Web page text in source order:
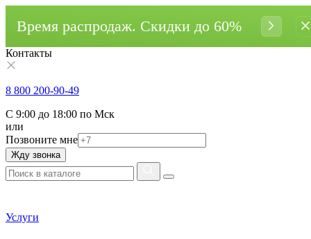
Время распродаж. Cкидки до 60%
Контакты
8 800 200-90-49
С 9:00 до 18:00 по Мск
или
Позвоните мне
Жду звонка
Услуги